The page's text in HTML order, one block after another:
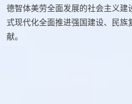
德智体美劳全面发展的社会主义建
式现代化全面推进强国建设、民族
献。